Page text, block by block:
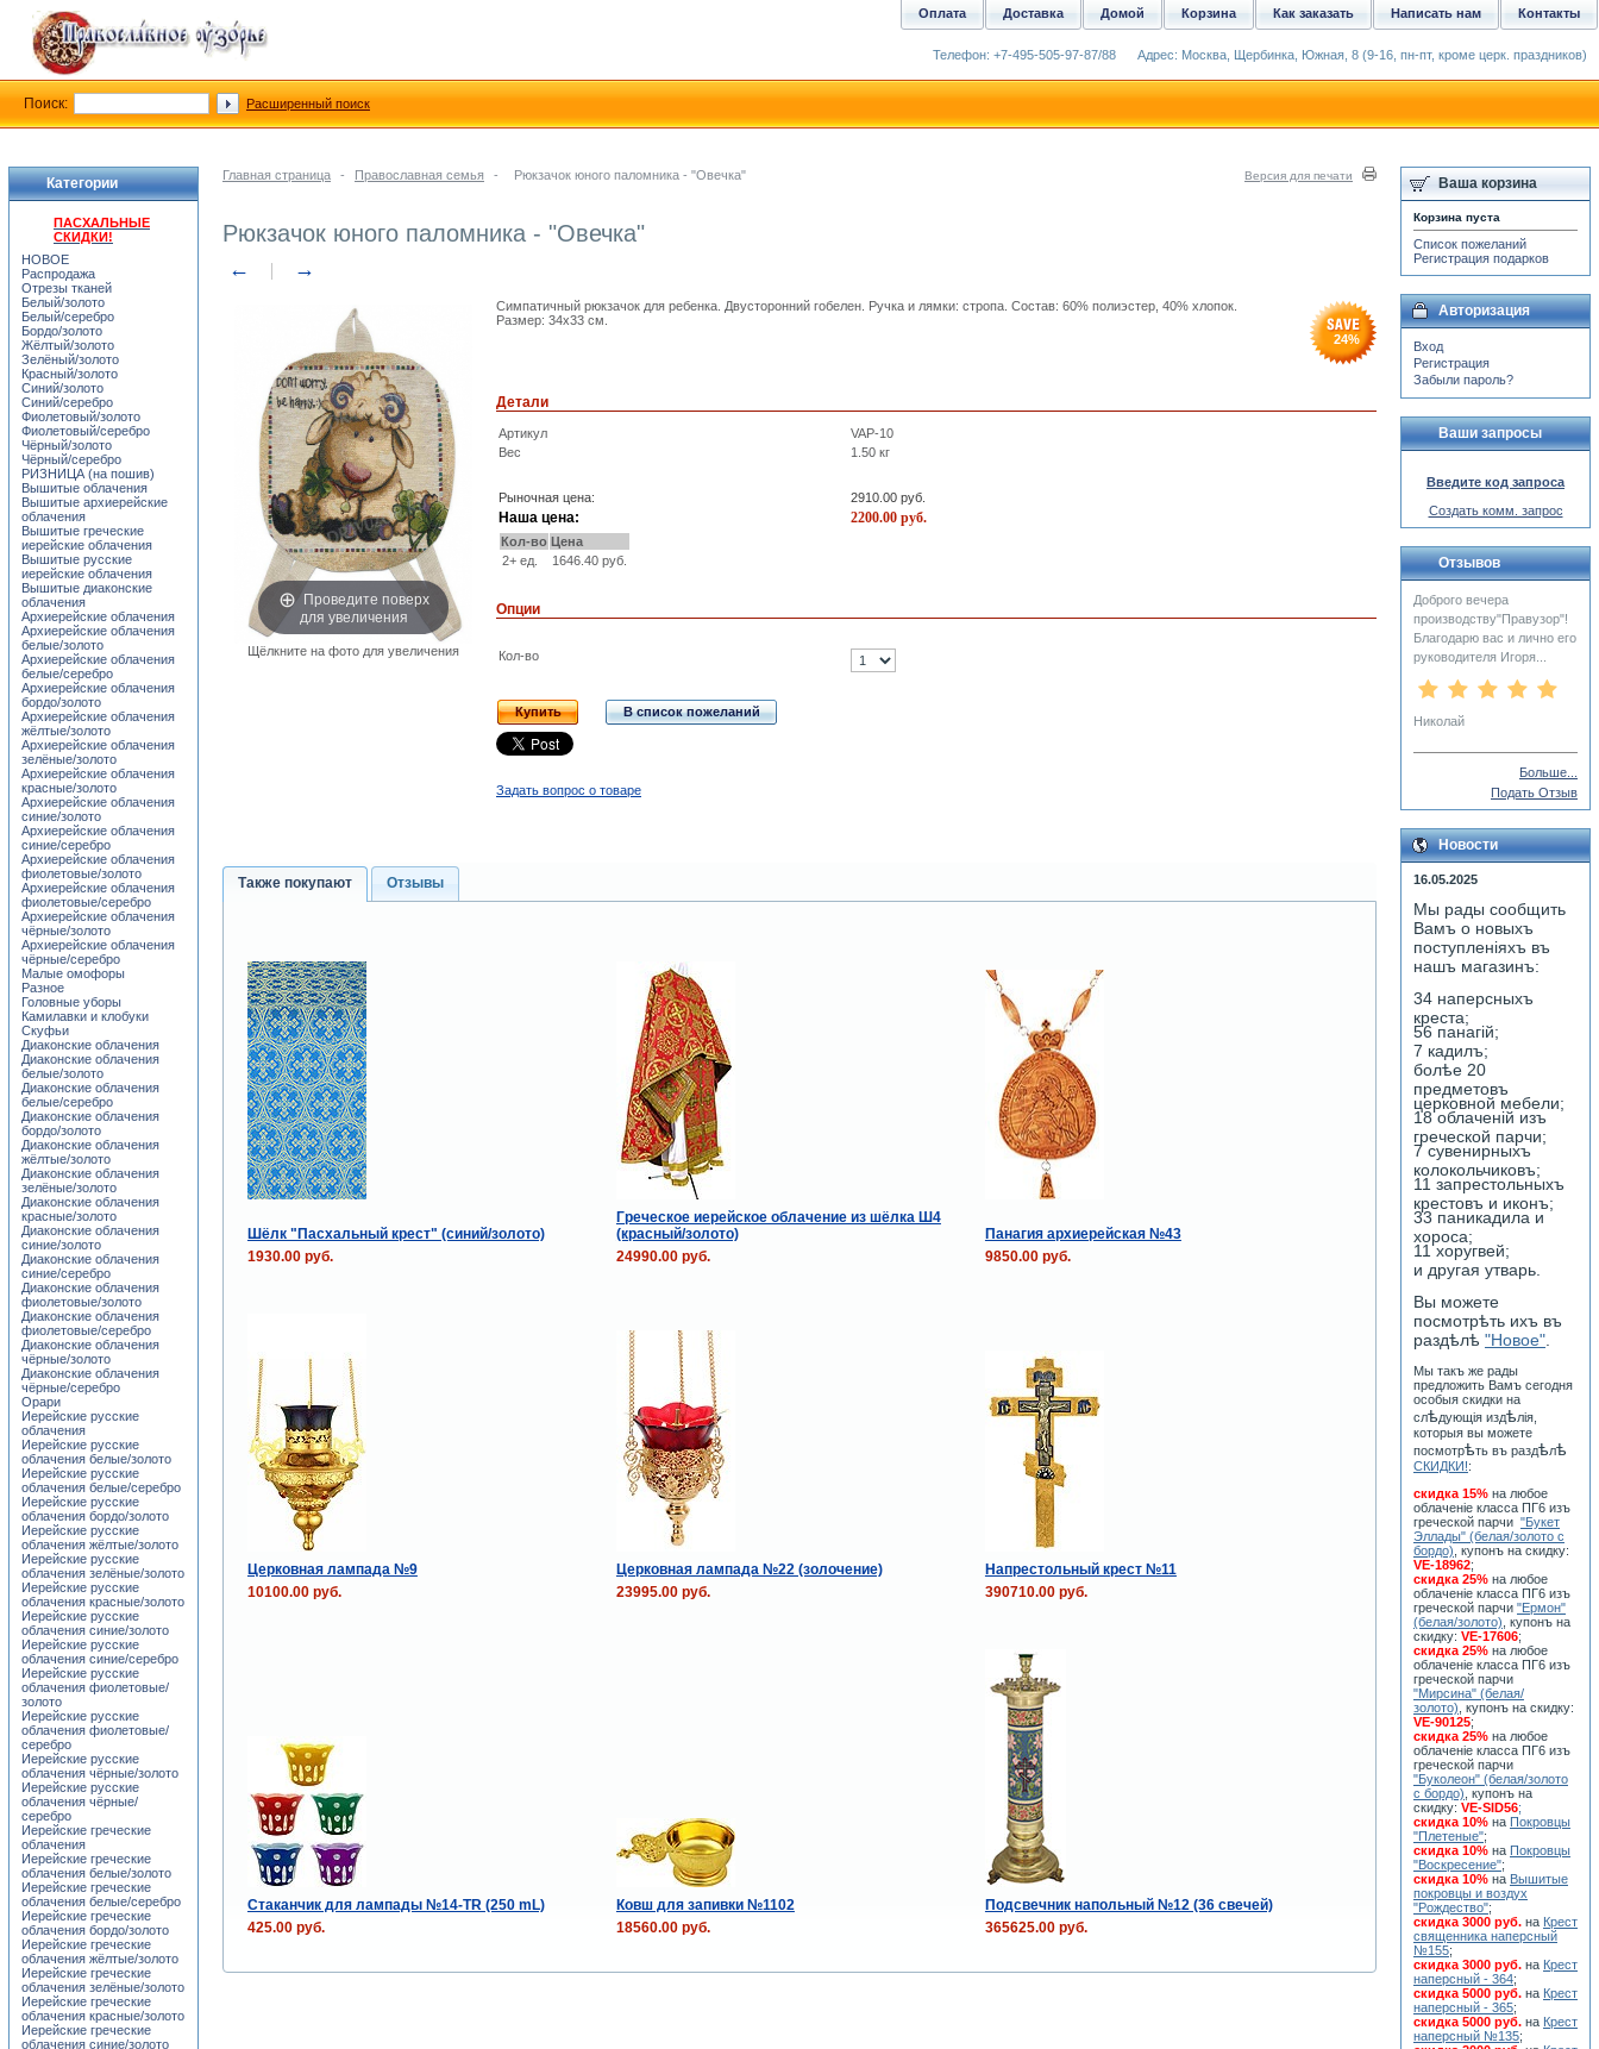
Главная страница - Православная семья - Рюкзачок юного паломника - "Овечка" Версия для печати
Рюкзачок юного паломника - "Овечка"
← →
Проведите поверх
для увеличения
Щёлкните на фото для увеличения
Симпатичный рюкзачок для ребенка. Двусторонний гобелен. Ручка и лямки: стропа. Состав: 60% полиэстер, 40% хлопок.
Размер: 34х33 см.
24%
Детали
Артикул
VAP-10
Вес
1.50 кг
Рыночная цена: 2910.00 руб.
Наша цена: 2200.00 руб.
Кол-во Цена
2+ ед.
1646.40 руб.
Опции
Кол-во
Купить В список пожеланий
Задать вопрос о товаре
Также покупают Отзывы
Шёлк "Пасхальный крест" (синий/золото)
Греческое иерейское облачение из шёлка Ш4
(красный/золото)
Панагия архиерейская №43
1930.00 руб.
24990.00 руб. 9850.00 руб.
Церковная лампада №9 Церковная лампада №22 (золочение)
Напрестольный крест №11
10100.00 руб.
23995.00 руб. 390710.00 руб.
Стаканчик для лампады №14-TR (250 mL) Ковш для запивки №1102
Подсвечник напольный №12 (36 свечей)
425.00 руб.
18560.00 руб. 365625.00 руб.
Категории
ПАСХАЛЬНЫЕ
СКИДКИ!
НОВОЕ
Распродажа
Отрезы тканей
Белый/золото
Белый/серебро
Бордо/золото
Жёлтый/золото
Зелёный/золото
Красный/золото
Синий/золото
Синий/серебро
Фиолетовый/золото
Фиолетовый/серебро
Чёрный/золото
Чёрный/серебро
РИЗНИЦА (на пошив)
Вышитые облачения
Вышитые архиерейские
облачения
Вышитые греческие
иерейские облачения
Вышитые русские
иерейские облачения
Вышитые диаконские
облачения
Архиерейские облачения
Архиерейские облачения
белые/золото
Архиерейские облачения
белые/серебро
Архиерейские облачения
бордо/золото
Архиерейские облачения
жёлтые/золото
Архиерейские облачения
зелёные/золото
Архиерейские облачения
красные/золото
Архиерейские облачения
синие/золото
Архиерейские облачения
синие/серебро
Архиерейские облачения
фиолетовые/золото
Архиерейские облачения
фиолетовые/серебро
Архиерейские облачения
чёрные/золото
Архиерейские облачения
чёрные/серебро
Малые омофоры
Разное
Головные уборы
Камилавки и клобуки
Скуфьи
Диаконские облачения
Диаконские облачения
белые/золото
Диаконские облачения
белые/серебро
Диаконские облачения
бордо/золото
Диаконские облачения
жёлтые/золото
Диаконские облачения
зелёные/золото
Диаконские облачения
красные/золото
Диаконские облачения
синие/золото
Диаконские облачения
синие/серебро
Диаконские облачения
фиолетовые/золото
Диаконские облачения
фиолетовые/серебро
Диаконские облачения
чёрные/золото
Диаконские облачения
чёрные/серебро
Орари
Иерейские русские
облачения
Иерейские русские
облачения белые/золото
Иерейские русские
облачения белые/серебро
Иерейские русские
облачения бордо/золото
Иерейские русские
облачения жёлтые/золото
Иерейские русские
облачения зелёные/золото
Иерейские русские
облачения красные/золото
Иерейские русские
облачения синие/золото
Иерейские русские
облачения синие/серебро
Иерейские русские
облачения фиолетовые/
золото
Иерейские русские
облачения фиолетовые/
серебро
Иерейские русские
облачения чёрные/золото
Иерейские русские
облачения чёрные/
серебро
Иерейские греческие
облачения
Иерейские греческие
облачения белые/золото
Иерейские греческие
облачения белые/серебро
Иерейские греческие
облачения бордо/золото
Иерейские греческие
облачения жёлтые/золото
Иерейские греческие
облачения зелёные/золото
Иерейские греческие
облачения красные/золото
Иерейские греческие
облачения синие/золото
Ваша корзина
Корзина пуста
Список пожеланий
Регистрация подарков
Авторизация
Вход
Регистрация
Забыли пароль?
Ваши запросы
Введите код запроса
Создать комм. запрос
Отзывов
Доброго вечера
производству"Правузор"!
Благодарю вас и лично его
руководителя Игоря...
Николай
Больше...
Подать Отзыв
Новости
16.05.2025
Мы рады сообщить
Вамъ о новыхъ
поступленiяхъ въ
нашъ магазинъ:
34 наперсныхъ
креста;
56 панагiй;
7 кадилъ;
болѣе 20
предметовъ
церковной мебели;
18 облаченiй изъ
греческой парчи;
7 сувенирныхъ
колокольчиковъ;
11 запрестольныхъ
крестовъ и иконъ;
33 паникадила и
хороса;
11 хоругвей;
и другая утварь.
Вы можете
посмотрѣть ихъ въ
раздѣлѣ "Новое"
Мы такъ же рады
предложить Вамъ сегодня
особыя скидки на
слѣдующiя издѣлiя,
которыя вы можете
посмотрѣть въ раздѣлѣ
СКИДКИ!:
скидка 15% на любое
облаченiе класса ПГ6 изъ
греческой парчи "Букет
Эллады" (белая/золото с
бордо) , купонъ на скидку:
VE-18962;
скидка 25% на любое
облаченiе класса ПГ6 изъ
греческой парчи "Ермон"
(белая/золото) , купонъ на
скидку: VE-17606;
скидка 25% на любое
облаченiе класса ПГ6 изъ
греческой парчи
"Мирсина" (белая/
золото) , купонъ на скидку:
VE-90125;
скидка 25% на любое
облаченiе класса ПГ6 изъ
греческой парчи
"Буколеон" (белая/золото
с бордо) , купонъ на
скидку: VE-SID56;
скидка 10% на Покровцы
"Плетеные";
скидка 10% на Покровцы
"Воскресение";
скидка 10% на Вышитые
покровцы и воздух
"Рождество";
скидка 3000 руб. на Крест
священника наперсный
№155;
скидка 3000 руб. на Крест
наперсный - 364;
скидка 5000 руб. на Крест
наперсный - 365;
скидка 5000 руб. на Крест
наперсный №135;
Контакты
Написать нам
Как заказать
Корзина
Домой
Доставка
Оплата
Телефон: +7-495-505-97-87/88 Адрес: Москва, Щербинка, Южная, 8 (9-16, пн-пт, кроме церк. праздников)
Поиск: Расширенный поиск